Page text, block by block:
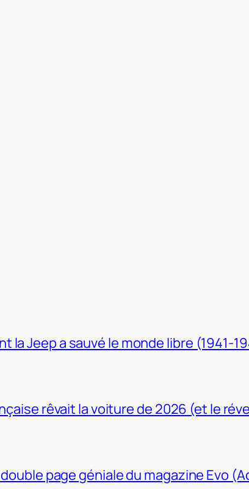
la Jeep a sauvé le monde libre (1941-
rêvait la voiture de 2026 (et le
page géniale du magazine Evo